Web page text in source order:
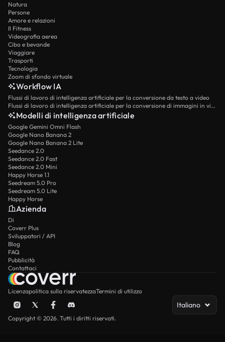
Natura
Persone
Amore e relazioni
Il Fitness
Videografia aerea
Cibo e bevande
Viaggiare
Trasporti
Tecnologia
Zoom di sfondo virtuale
Workflow IA
Flussi di lavoro di intelligenza artificiale per la conversione da testo a video
Flussi di lavoro di intelligenza artificiale per la conversione di immagini in video
Modelli di intelligenza artificiale
Google Gemini Omni Flash
Google Nano Banana 2
Google Nano Banana 2 Lite
Seedance 2.0
Seedance 2.0 Fast
Seedance 2.0 Mini
Happy Horse 1.1
Seedream 5.0 Pro
Seedream 5.0 Lite
Happy Horse
Azienda
Di
Coverr Plus
Sviluppatori / API
Blog
FAQ
Pubblicità
Contattaci
Licenzapolitica sulla riservatezzaTermini di utilizzo
Italiano
Copyright © 2026. Tutti i diritti riservati.